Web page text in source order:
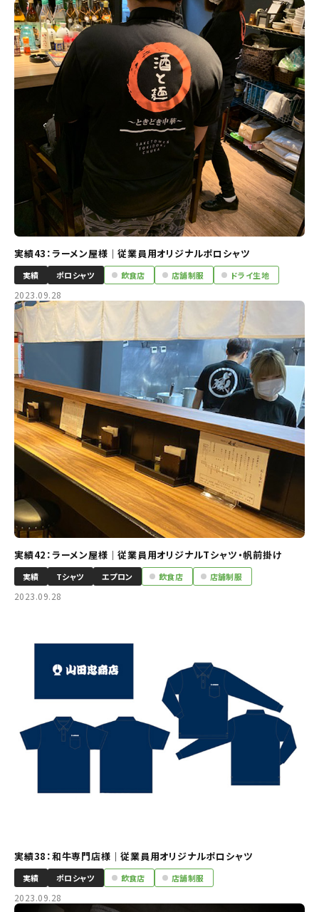
実績43：ラーメン屋様｜従業員用オリジナルポロシャツ
実績 ポロシャツ 飲食店 店舗制服 ドライ生地
2023.09.28
実績42：ラーメン屋様｜従業員用オリジナルTシャツ・帆前掛け
実績 Tシャツ エプロン 飲食店 店舗制服
2023.09.28
実績38：和牛専門店様｜従業員用オリジナルポロシャツ
実績 ポロシャツ 飲食店 店舗制服
2023.09.28